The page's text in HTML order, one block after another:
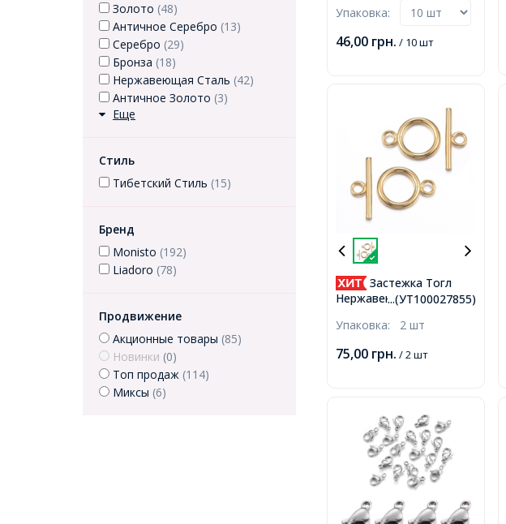
Золото (48)
Античное Серебро (13)
Серебро (29)
Бронза (18)
Нержавеющая Сталь (42)
Античное Золото (3)
Еще
Стиль
Тибетский Стиль (15)
Бренд
Monisto (192)
Liadoro (78)
Продвижение
Акционные товары (85)
Новинки (0)
Топ продаж (114)
Миксы (6)
11х3.5мм,
Упаковка:
46,00 грн. / 10 шт
...(УТ100027855)
Застежка Тогл
Нержавеющая Сталь,
18.5х13.5х2мм, Палочка
3мм,
Упаковка: 2 шт
75,00 грн. / 2 шт